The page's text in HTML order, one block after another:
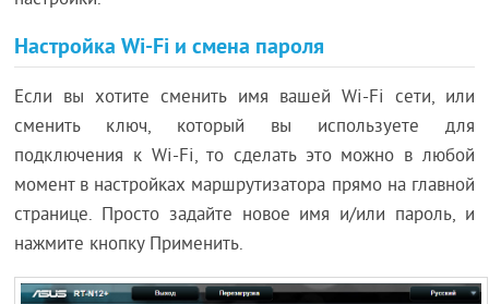
Настройка Wi-Fi и смена пароля
Если вы хотите сменить имя вашей Wi-Fi сети, или
сменить ключ, который вы используете для
подключения к Wi-Fi, то сделать это можно в любой
момент в настройках маршрутизатора прямо на главной
странице. Просто задайте новое имя и/или пароль, и
нажмите кнопку Применить.